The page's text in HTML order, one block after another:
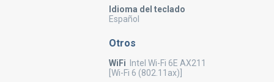
Idioma del teclado
Español
Otros
WiFi
Intel Wi-Fi 6E AX211
[Wi-Fi 6 (802.11ax)]